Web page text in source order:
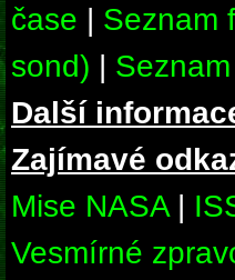
čase | Seznam
sond) |
Další
Zajímavé
Mise NASA|
Vesmírné